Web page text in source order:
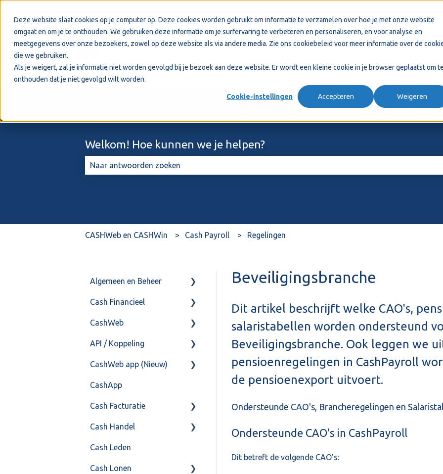
Deze website slaat cookies op je computer op. Deze cookies worden gebruikt om informatie te verzamelen over hoe je met onze website
omgaat en om je te onthouden. We gebruiken deze informatie om je surfervaring te verbeteren en personaliseren, en voor analyse en
meetgegevens over onze bezoekers, zowel op deze website als via andere media. Zie ons cookiebeleid voor meer informatie over de
die we gebruiken.
Als je weigert, zal je informatie niet worden gevolgd bij je bezoek aan deze website. Er wordt een kleine cookie in je browser geplaatst om
onthouden dat je niet gevolgd wilt worden.
Cookie-instellingen Accepteren Weigeren
Welkom! Hoe kunnen we je helpen?
CASHWeb en CASHWin Cash Payroll Regelingen
Beveiligingsbranche
Dit artikel beschrijft welke CAO's,
salaristabellen worden ondersteund
Beveiligingsbranche. Ook leggen we
pensioenregelingen in CashPayroll
de pensioenexport uitvoert.
Ondersteunde CAO's, Brancheregelingen en
Ondersteunde CAO's in CashPayroll
Dit betreft de volgende CAO's:
Algemeen en Beheer
Bank(koppeling)
Import/Export
Postbus
Training & Consultancy
Overig
Cash Financieel
Boekhoud
Fiscaal
Overig
CashWeb
CashHero Layout
Mailen vanuit CASHWeb
Algemeen gebruik
API / Koppeling
Algemeen
Api 3.0 (SOAP API)
API 4.0 (REST API)
CashWeb app (Nieuw)
Veel gestelde vragen
CashApp
Cash Facturatie
Factureren
Instellingen
Algemeen
Cash Handel
Inkoop
Verkoop
Cash Leden
Cash Lonen